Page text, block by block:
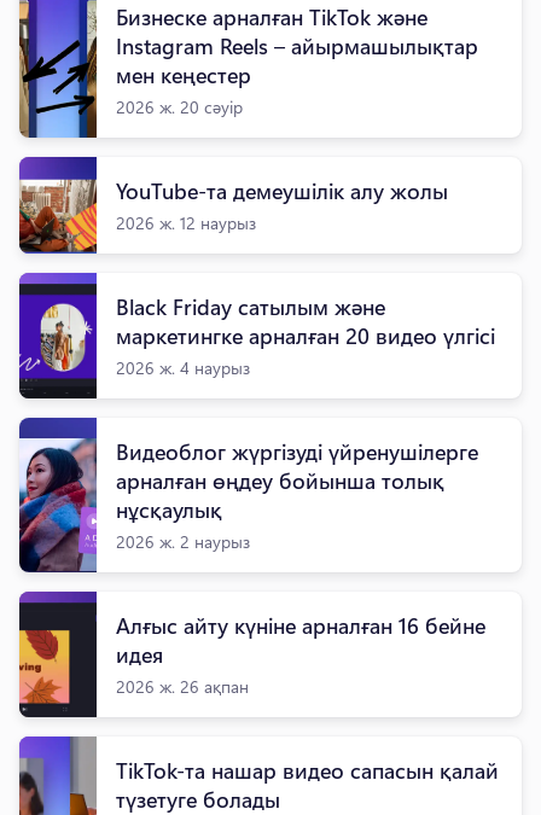
Бизнеске арналған TikTok және
Instagram Reels – айырмашылықтар
мен кеңестер
2026 ж. 20 сәуір
YouTube-та демеушілік алу жолы
2026 ж. 12 наурыз
Black Friday сатылым және
маркетингке арналған 20 видео үлгісі
2026 ж. 4 наурыз
Видеоблог жүргізуді үйренушілерге
арналған өңдеу бойынша толық
нұсқаулық
2026 ж. 2 наурыз
Алғыс айту күніне арналған 16 бейне
идея
2026 ж. 26 ақпан
TikTok-та нашар видео сапасын қалай
түзетуге болады